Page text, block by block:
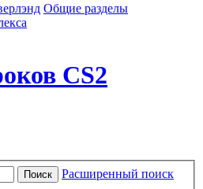
Общие разделы
CS2
Поиск
Расширенный поиск